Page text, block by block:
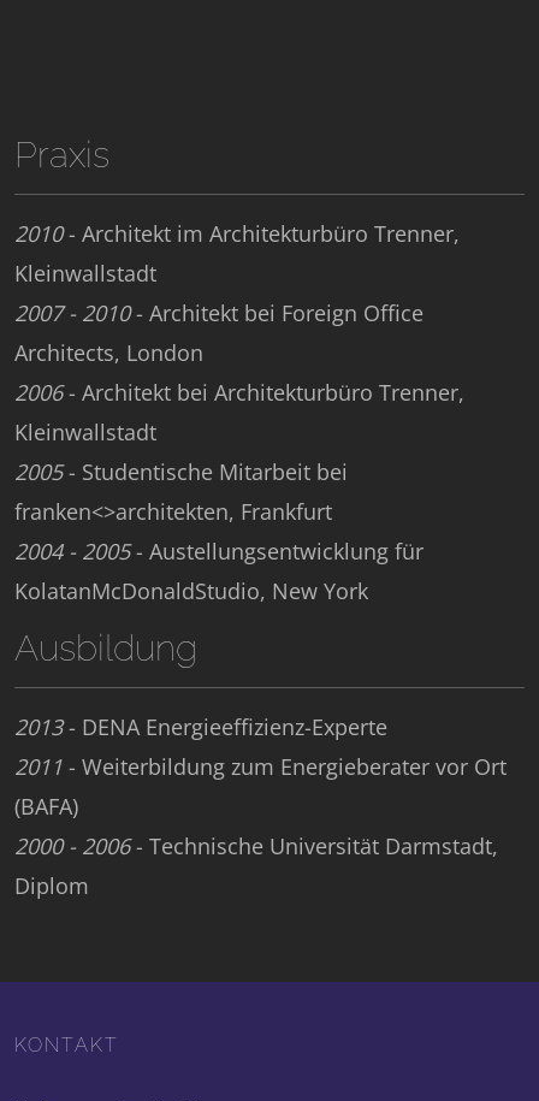
Praxis
2010- Architekt im Architekturbüro Trenner,
Kleinwallstadt
2007 - 2010- Architekt bei Foreign Office
Architects, London
2006- Architekt bei Architekturbüro Trenner,
Kleinwallstadt
2005- Studentische Mitarbeit bei
franken<>architekten, Frankfurt
2004 - 2005- Austellungsentwicklung für
KolatanMcDonaldStudio, New York
Ausbildung
2013- DENA Energieeffizienz-Experte
2011 - Weiterbildung zum Energieberater vor Ort
(BAFA)
2000 - 2006- Technische Universität Darmstadt,
Diplom
KONTAKT